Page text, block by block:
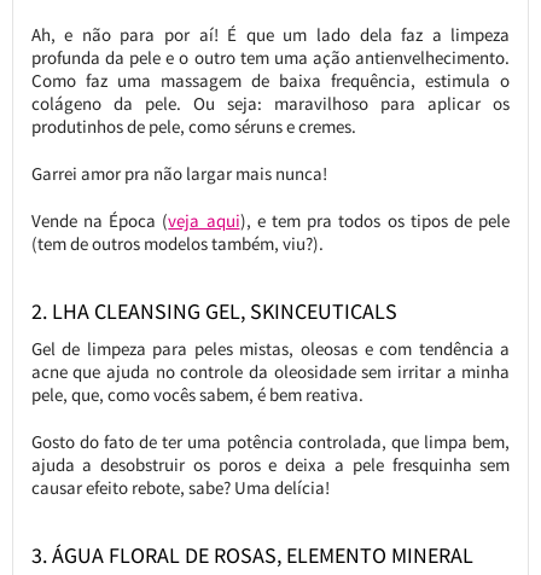
Ah, e não para por aí! É que um lado dela faz a limpeza
profunda da pele e o outro tem uma ação antienvelhecimento.
Como faz uma massagem de baixa frequência, estimula o
colágeno da pele. Ou seja: maravilhoso para aplicar os
produtinhos de pele, como séruns e cremes.
Garrei amor pra não largar mais nunca!
Vende na Época (veja aqui), e tem pra todos os tipos de pele
(tem de outros modelos também, viu?).
2. LHA CLEANSING GEL, SKINCEUTICALS
Gel de limpeza para peles mistas, oleosas e com tendência a
acne que ajuda no controle da oleosidade sem irritar a minha
pele, que, como vocês sabem, é bem reativa.
Gosto do fato de ter uma potência controlada, que limpa bem,
ajuda a desobstruir os poros e deixa a pele fresquinha sem
causar efeito rebote, sabe? Uma delícia!
3. ÁGUA FLORAL DE ROSAS, ELEMENTO MINERAL